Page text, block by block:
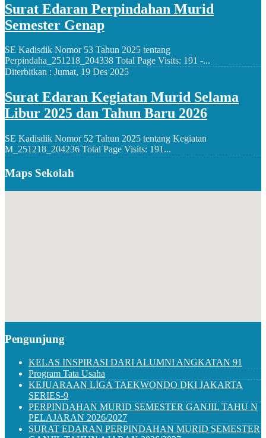
Surat Edaran Perpindahan Murid
Semester Genap
SE Kadisdik Nomor 53 Tahun 2025 tentang
Perpindaha_251218_204338 Total Page Visits: 191 -...
Diterbitkan : Jumat, 19 Des 2025
Surat Edaran Kegiatan Murid Selama
Libur 2025 dan Tahun Baru 2026
SE Kadisdik Nomor 52 Tahun 2025 tentang Kegiatan
M_251218_204236 Total Page Visits: 191...
Maps Sekolah
Pengunjung
KELAS INSPIRASI DARI ALUMNI ANGKATAN 91
Program Tata Usaha
KEJUARAAN LIGA TAEKWONDO DKI JAKARTA
SERIES-9
PERPINDAHAN MURID SEMESTER GANJIL TAHU N
PELAJARAN 2026/2027
SURAT EDARAN PERPINDAHAN MURID SEMESTER